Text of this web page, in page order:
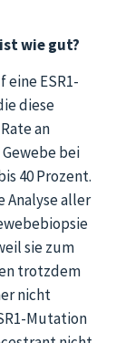
wie gut?
ESR1-
diese
an
bei
40 Prozent.
Analyse aller
sie zum
trotzdem
nicht
Mutation